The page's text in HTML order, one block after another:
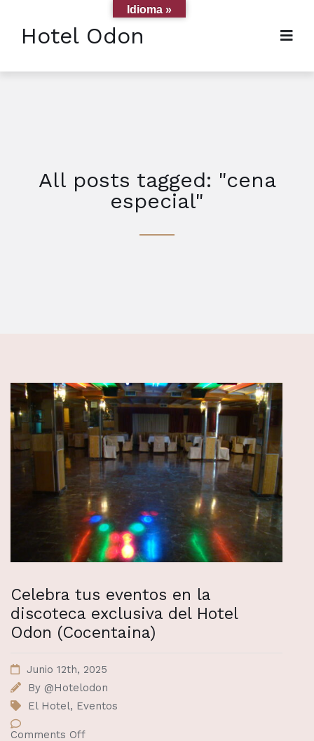
Hotel Odon
All posts tagged: "cena
especial"
Celebra tus eventos en la
discoteca exclusiva del Hotel
Odon (Cocentaina)
Junio 12th, 2025
By @Hotelodon
El Hotel, Eventos
Comments Off
Idioma »